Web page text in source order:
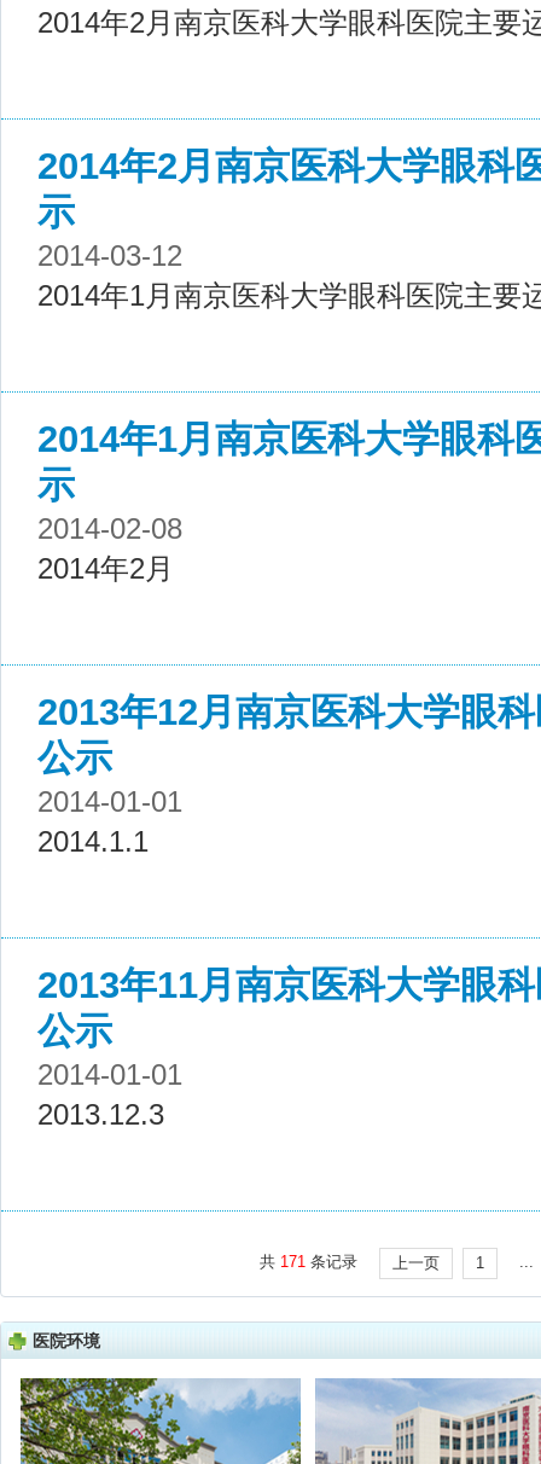
2014年2月南京医科大学眼科医院主要
2014年2月南京医科大学眼科
示
2014-03-12
2014年1月南京医科大学眼科医院主要
2014年1月南京医科大学眼科
示
2014-02-08
2014年2月
2013年12月南京医科大学眼
公示
2014-01-01
2014.1.1
2013年11月南京医科大学眼
公示
2014-01-01
2013.12.3
共 171 条记录 上一页 1 ...
医院环境